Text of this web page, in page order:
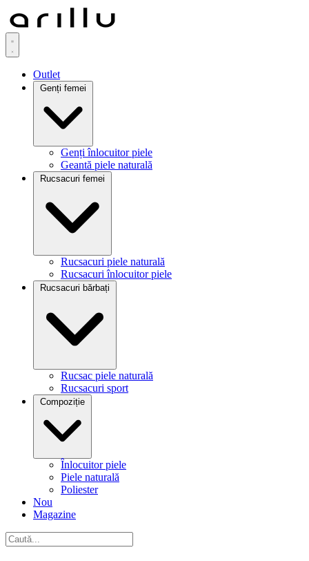
Outlet
Genți femei
Genți înlocuitor piele
Geantă piele naturală
Rucsacuri femei
Rucsacuri piele naturală
Rucsacuri înlocuitor piele
Rucsacuri bărbați
Rucsac piele naturală
Rucsacuri sport
Compoziție
Înlocuitor piele
Piele naturală
Poliester
Nou
Magazine